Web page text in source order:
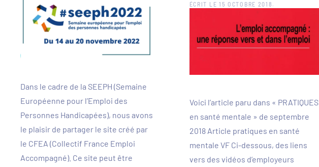
Dans le cadre de la SEEPH (Semaine
Européenne pour l’Emploi des
Personnes Handicapées), nous avons
le plaisir de partager le site créé par
le CFEA (Collectif France Emploi
Accompagné). Ce site peut être
ÉCRIT LE 15 OCTOBRE 2018 .
Voici l’article paru dans « PRATIQUES
en santé mentale » de septembre
2018 Article pratiques en santé
mentale VF Ci-dessous, des liens
vers des vidéos d’employeurs